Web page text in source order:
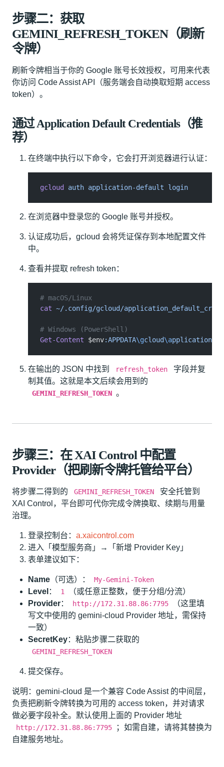
步骤二：获取
GEMINI_REFRESH_TOKEN（刷新
令牌）
刷新令牌相当于你的 Google 账号长效授权，可用来代表
你访问 Code Assist API（服务端会自动换取短期 access
token）。
通过 Application Default Credentials（推
荐）
在终端中执行以下命令，它会打开浏览器进行认证：
gcloud auth application-default login
在浏览器中登录您的 Google 账号并授权。
认证成功后，gcloud 会将凭证保存到本地配置文件
中。
查看并提取 refresh token：
# macOS/Linux
cat ~/.config/gcloud/
# Windows (PowerShell)
Get-Content $env:APPDATA\gcloud\a
在输出的 JSON 中找到 refresh_token
字段并复
制其值。这就是本文后续会用到的
GEMINI_REFRESH_TOKEN 。
步骤三：在 XAI Control 中配置
Provider（把刷新令牌托管给平台）
将步骤二得到的 GEMINI_REFRESH_TOKEN
安全托管到
XAI Control，平台即可代你完成令牌换取、续期与用量
治理。
登录控制台： a.xaicontrol.com
进入「模型服务商」→「新增 Provider Key」
表单建议如下：
Name （可选）： My-Gemini-Token
Level ： 1
（或任意正整数，便于分组/分流）
Provider： http://172.31.88.86:7795
（这里填
写文中使用的 gemini-cloud Provider 地址，需保持
一致）
SecretKey：粘贴步骤二获取的
GEMINI_REFRESH_TOKEN
提交保存。
说明：gemini-cloud 是一个兼容 Code Assist 的中间层，
负责把刷新令牌转换为可用的 access token，并对请求
做必要字段补全。默认使用上面的 Provider 地址
http://172.31.88.86:7795
；如需自建，请将其替换为
自建服务地址。